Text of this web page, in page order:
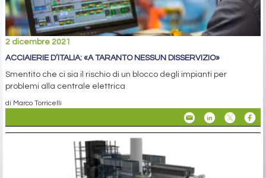
2 dicembre 2021
ACCIAIERIE D’ITALIA: «A TARANTO NESSUN DISSERVIZIO»
Smentito che ci sia il rischio di un blocco degli impianti per
problemi alla centrale elettrica
di Marco Torricelli